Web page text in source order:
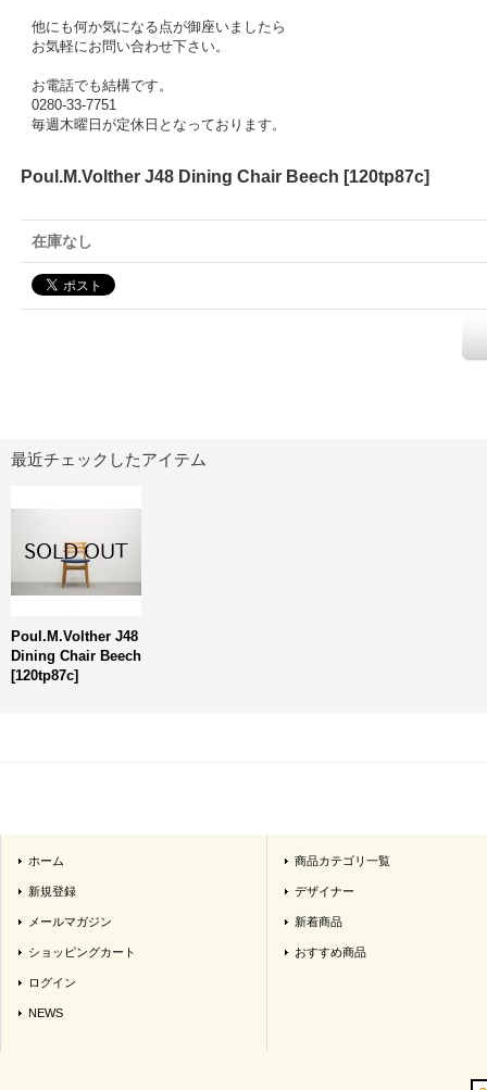
他にも何か気になる点が御座いましたら
お気軽にお問い合わせ下さい。
お電話でも結構です。
0280-33-7751
毎週木曜日が定休日となっております。
Poul.M.Volther J48 Dining Chair Beech [120tp87c]
在庫なし
最近チェックしたアイテム
Poul.M.Volther J48
Dining Chair Beech
[120tp87c]
ホーム
新規登録
メールマガジン
ショッピングカート
ログイン
NEWS
商品カテゴリ一覧
デザイナー
新着商品
おすすめ商品